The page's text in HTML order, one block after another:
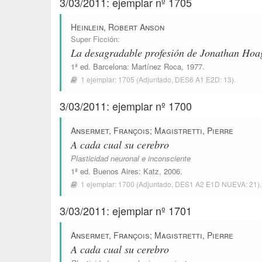
Heinlein, Robert Anson
Super Ficción:
La desagradable profesión de Jonathan
1ª ed. Barcelona: Martínez Roca, 1977.
1 ejemplar: 1705 (Adjuntado, DES6 A1 E2D: 13).
3/03/2011: ejemplar nº 1700
Ansermet, François; Magistretti, Pierre
A cada cual su cerebro
Plasticidad neuronal e inconsciente
1ª ed. Buenos Aires: Katz, 2006.
1 ejemplar: 1700 (Adjuntado, DES1 A2 E1D NUEVA: 21).
3/03/2011: ejemplar nº 1701
Ansermet, François; Magistretti, Pierre
A cada cual su cerebro